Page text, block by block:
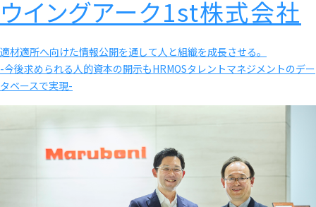
ウイングアーク1st株式会社
適材適所へ向けた情報公開を通して人と組織を成長させる。
-今後求められる人的資本の開示もHRMOSタレントマネジメントのデー
タベースで実現-